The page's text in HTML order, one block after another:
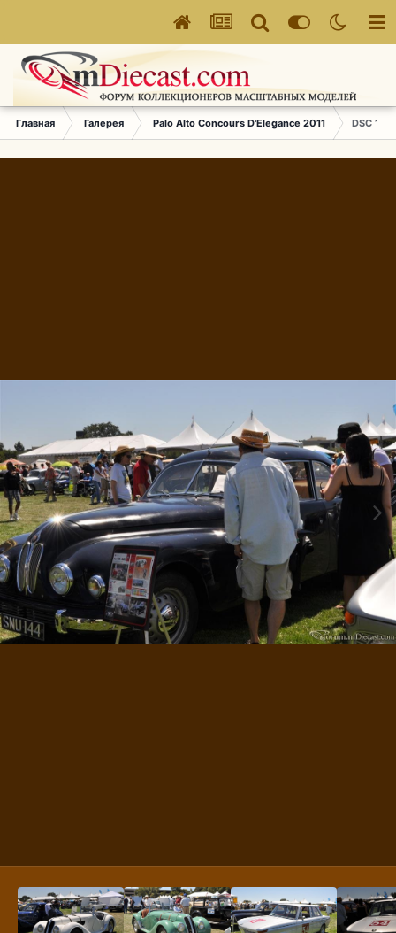
Главная Галерея Palo Alto Concours D'Elegance 2011 DSC 1615